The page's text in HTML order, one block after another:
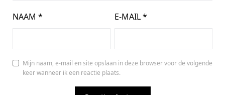
NAAM * E-MAIL*
Mijn naam, e-mail en site opslaan in deze browser voor de volgende
keer wanneer ik een reactie plaats.